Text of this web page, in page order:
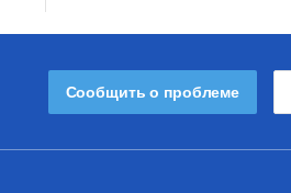
Сообщить о проблеме